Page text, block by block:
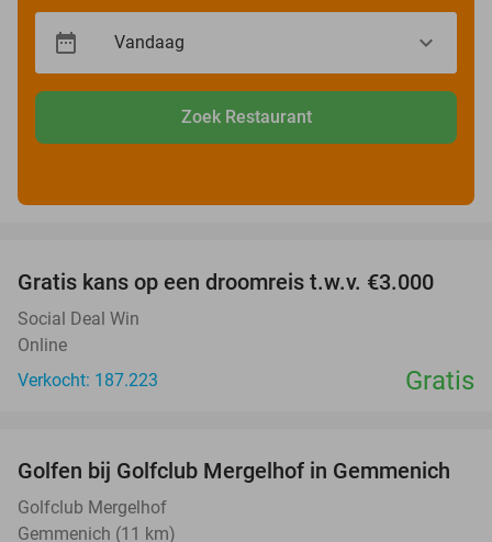
Zoek Restaurant
Gratis kans op een droomreis t.w.v. €3.000
Social Deal Win
Online
Verkocht: 187.223
Gratis
46%
Golfen bij Golfclub Mergelhof in Gemmenich
Golfclub Mergelhof
Gemmenich (11 km)